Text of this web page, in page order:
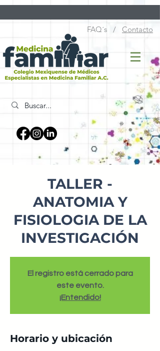
FAQ´s / Contacto
TALLER -
ANATOMIA Y
FISIOLOGIA DE LA
INVESTIGACIÓN
El registro está cerrado para
este evento.
¡Entendido!
Horario y ubicación